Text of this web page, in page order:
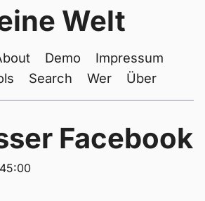
Welt
Demo
Impressum
Search Wer Über
Facebook